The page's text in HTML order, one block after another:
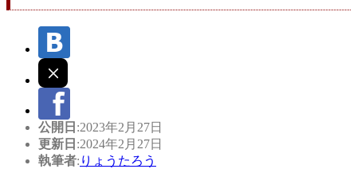
公開日 :2023年2月27日
更新日 :2024年2月27日
執筆者: りょうたろう